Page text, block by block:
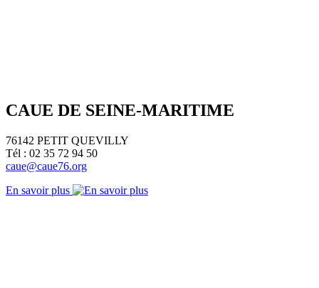
CAUE DE SEINE-MARITIME
76142 PETIT QUEVILLY
Tél : 02 35 72 94 50
caue@caue76.org
En savoir plus